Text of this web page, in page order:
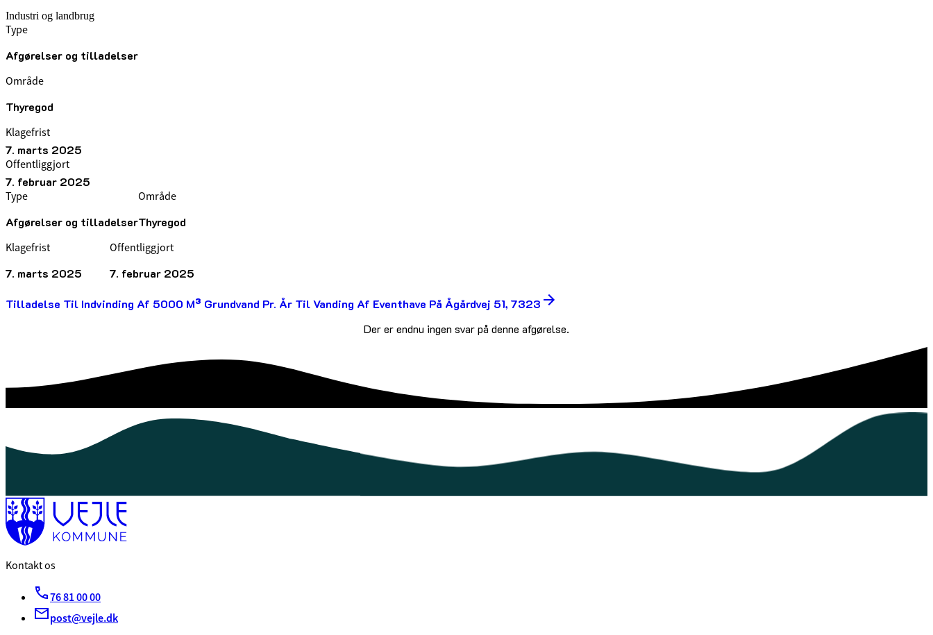
Industri og landbrug
Type
Afgørelser og tilladelser
Område
Thyregod
Klagefrist
7. marts 2025
Offentliggjort
7. februar 2025
Type
Afgørelser og tilladelser
Område
Thyregod
Klagefrist
7. marts 2025
Offentliggjort
7. februar 2025
Tilladelse Til Indvinding Af 5000 M³ Grundvand Pr. År Til Vanding Af Eventhave På Ågårdvej 51, 7323
Der er endnu ingen svar på denne afgørelse.
Kontakt os
76 81 00 00
post@vejle.dk